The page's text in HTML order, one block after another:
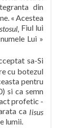
din
« Acestea
Fiul lui
Lui »
sa-Si
cu botezul
pentru
si ca semn
profetic -
ca Iisus
lumii.